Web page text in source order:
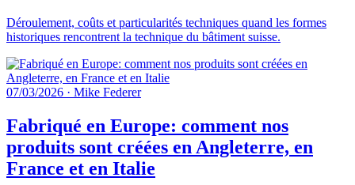
Déroulement, coûts et particularités techniques quand les formes
historiques rencontrent la technique du bâtiment suisse.
07/03/2026 · Mike Federer
Fabriqué en Europe: comment nos
produits sont créées en Angleterre, en
France et en Italie